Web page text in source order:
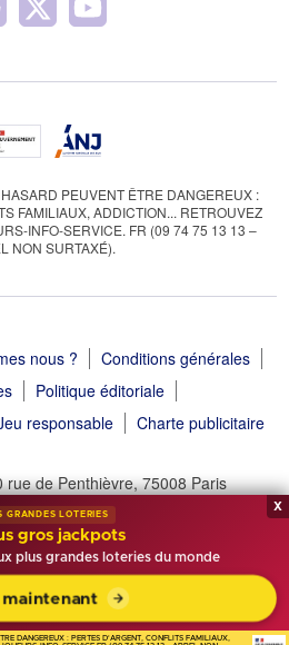
PEUVENT ÊTRE DANGEREUX :
FAMILIAUX, ADDICTION... RETROUVEZ
INFO-SERVICE. FR (09 74 75 13 13 –
NON SURTAXÉ).
nous ?
Conditions générales
Politique éditoriale
responsable Charte publicitaire
de Penthièvre, 75008 Paris
- 2026 - Tous droits réservés
x
GRANDES LOTERIES
gros jackpots
plus grandes loteries du monde
DANGEREUX : PERTES D'ARGENT, CONFLITS FAMILIAUX,